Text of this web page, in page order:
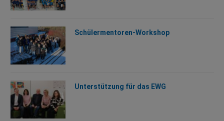
Schülermentoren-Workshop
Unterstützung für das EWG